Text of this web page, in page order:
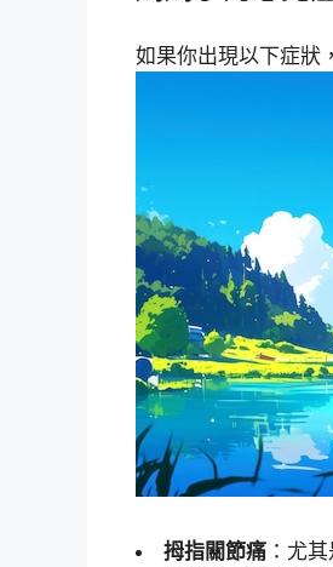
如果你出現以下症狀
拇指關節痛 ：尤